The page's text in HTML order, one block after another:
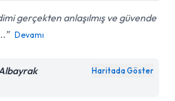
gerçekten anlaşılmış ve güvende
Devamı
Haritada Göster